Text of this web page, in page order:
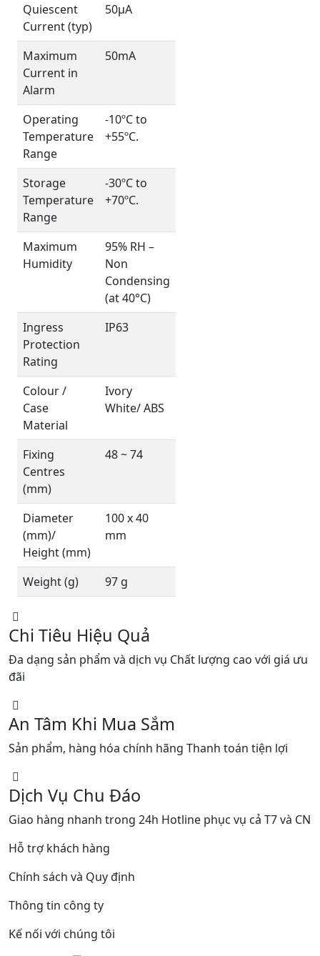
Quiescent
Current (typ)
50µA
Maximum
Current in
Alarm
50mA
Operating
Temperature
Range
-10ºC to
+55ºC.
Storage
Temperature
Range
-30ºC to
+70ºC.
Maximum
Humidity
95% RH –
Non
Condensing
(at 40°C)
Ingress
Protection
Rating
IP63
Colour /
Case
Material
Ivory
White/ ABS
Fixing
Centres
(mm)
48 ~ 74
Diameter
(mm)/
Height (mm)
100 x 40
mm
Weight (g) 97 g
Chi Tiêu Hiệu Quả
Đa dạng sản phẩm và dịch vụ Chất lượng cao với giá ưu
đãi
An Tâm Khi Mua Sắm
Sản phẩm, hàng hóa chính hãng Thanh toán tiện lợi
Dịch Vụ Chu Đáo
Giao hàng nhanh trong 24h Hotline phục vụ cả T7 và CN
Hỗ trợ khách hàng
Chính sách và Quy định
Thông tin công ty
Kế nối với chúng tôi